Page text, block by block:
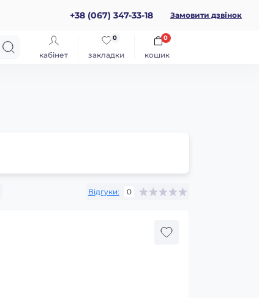
+38 (067) 347-33-18 Замовити дзвінок
кабінет закладки
0
кошик
0
Відгуки: 0